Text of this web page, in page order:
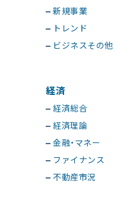
新規事業
トレンド
ビジネスその他
経済
経済総合
経済理論
金融・マネー
ファイナンス
不動産市況